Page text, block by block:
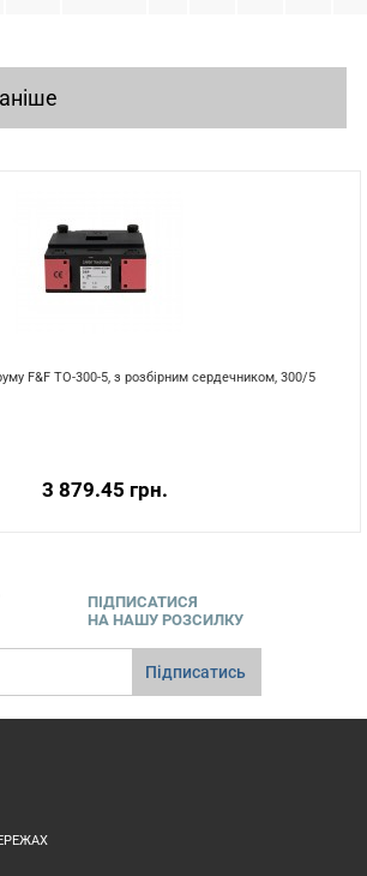
F&F TO-300-5, з розбірним сердечником, 300/5
3 879.45 грн.
ПІДПИСАТИСЯ
НА НАШУ РОЗСИЛКУ
Підписатись